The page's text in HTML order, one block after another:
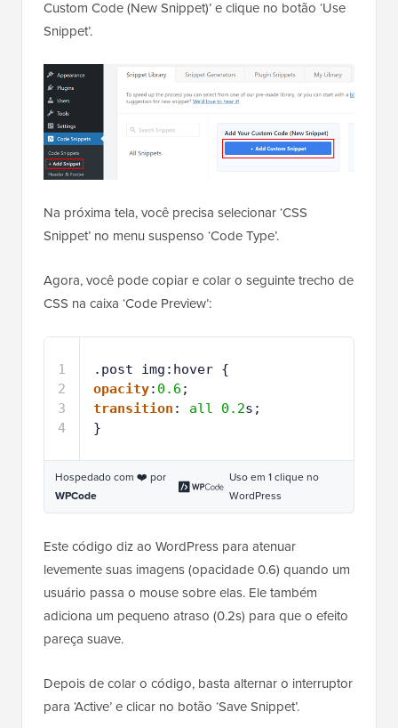
Custom Code (New Snippet)’ e clique no botão ‘Use
Snippet’.
Na próxima tela, você precisa selecionar ‘CSS
Snippet’ no menu suspenso ‘Code Type’.
Agora, você pode copiar e colar o seguinte trecho de
CSS na caixa ‘Code Preview’:
1
2
3
4
.post img:hover {
opacity: 0.6 ;
transition : all 0.2s;
}
Hospedado com ❤️ por
WPCode
Uso em 1 clique no
WordPress
Este código diz ao WordPress para atenuar
levemente suas imagens (opacidade 0.6) quando um
usuário passa o mouse sobre elas. Ele também
adiciona um pequeno atraso (0.2s) para que o efeito
pareça suave.
Depois de colar o código, basta alternar o interruptor
para ‘Active’ e clicar no botão ‘Save Snippet’.